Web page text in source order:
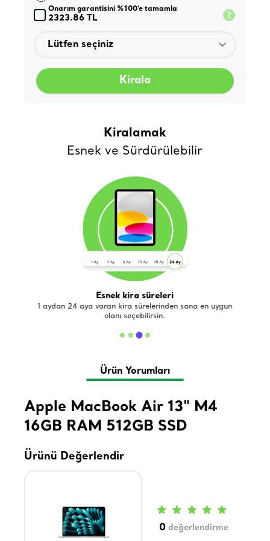
Onarım garantisini %100'e tamamla
2323.86 TL
Kirala
Kiralamak
Esnek ve Sürdürülebilir
Esnek kira süreleri
1 aydan 24 aya varan kira sürelerinden sana en uygun
olanı seçebilirsin.
Ürün Yorumları
Apple MacBook Air 13" M4
16GB RAM 512GB SSD
Ürünü Değerlendir
0 değerlendirme